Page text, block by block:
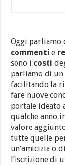
Oggi parliamo
commentie
sono i costi
parliamo di un
facilitando la
fare nuove
portale ideato
qualche anno
valore
tutte quelle
un’amicizia o
l’iscrizione di